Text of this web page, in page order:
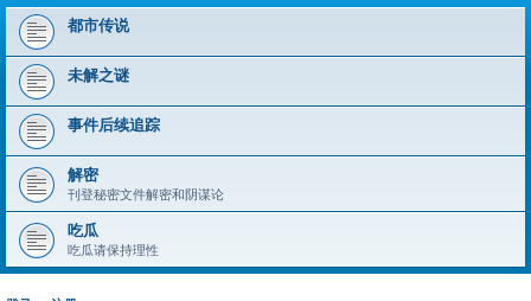
都市传说
未解之谜
事件后续追踪
解密
刊登秘密文件解密和阴谋论
吃瓜
吃瓜请保持理性